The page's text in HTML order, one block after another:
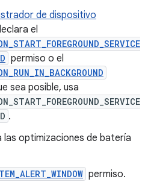
de dispositivo
el
permiso o el
sea posible, usa
.
las optimizaciones de batería
permiso.